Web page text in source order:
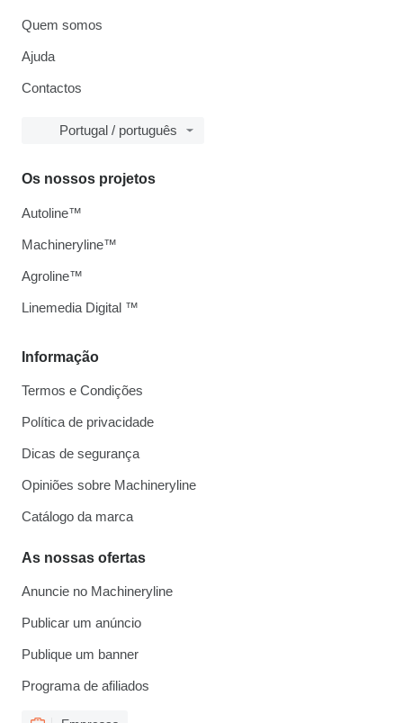
Quem somos
Ajuda
Contactos
Portugal / português
Informação
Termos e Condições
Política de privacidade
Dicas de segurança
Opiniões sobre Machineryline
Catálogo da marca
As nossas ofertas
Anuncie no Machineryline
Publicar um anúncio
Publique um banner
Programa de afiliados
Os nossos projetos
Autoline™
Machineryline™
Agroline™
Linemedia Digital ™